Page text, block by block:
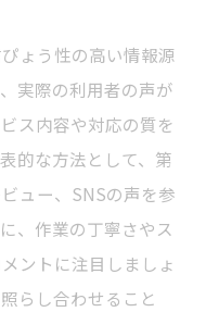
ょう性の高い情報源
実際の利用者の声が
ス内容や対応の質を
的な方法として、第
ュー、SNSの声を参
、作業の丁寧さやス
ントに注目しましょ
らし合わせること